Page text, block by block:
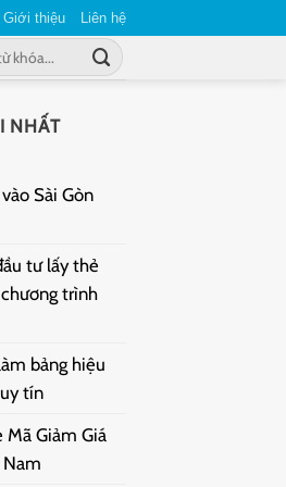
Giới thiệu Liên hệ
NHẤT
Sài Gòn
tư lấy thẻ
trình
bảng hiệu
tín
Giảm Giá